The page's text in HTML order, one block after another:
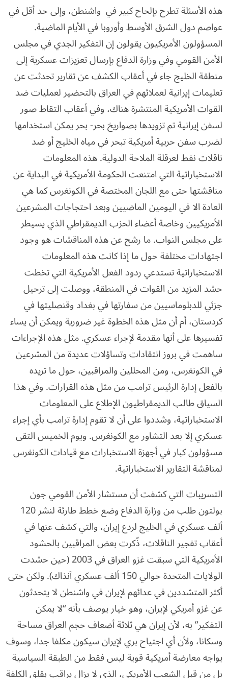
هذه الأسئلة تطرح بإلحاح كبير في واشنطن، وإلى حد أقل في
عواصم دول الشرق الأوسط وأوروبا في الأيام الماضية.
المسؤولون الأمريكيون يقولون إن التفكير الجدي في مجلس
الأمن القومي وفي وزارة الدفاع بإرسال تعزيزات عسكرية إلى
منطقة الخليج جاء في أعقاب الكشف عن تقارير تحدثت عن
تعليمات إيرانية لعملائهم في العراق بالتحضير لعمليات ضد
القوات الأمريكية المنتشرة هناك، وفي أعقاب التقاط صور
لسفن إيرانية تم تزويدها بصواريخ بحر- بحر يمكن استخدامها
لضرب سفن حربية أمريكية تبحر في مياه الخليج أو ضد
ناقلات نفط لعرقلة الملاحة الدولية. هذه المعلومات
الاستخباراتية التي امتنعت الحكومة الأمريكية في البداية عن
مناقشتها حتى مع اللجان المختصة في الكونغرس كما هي
العادة الا في اليومين الماضيين وبعد احتجاجات المشرعين
الأمريكيين وخاصة أعضاء الحزب الديمقراطي الذي يسيطر
على مجلس النواب. ما رشح عن هذه المناقشات هو وجود
اجتهادات مختلفة حول ما إذا كانت هذه المعلومات
الاستخباراتية تستدعي ردود الفعل الأمريكية التي تخطت
حشد المزيد من القوات في المنطقة، ووصلت إلى ترحيل
جزئي للدبلوماسيين من سفارتها في بغداد وقنصليتها في
كردستان، أم أن مثل هذه الخطوة غير ضرورية ويمكن أن يساء
تفسيرها على أنها مقدمة لإجراء عسكري. مثل هذه الإجراءات
ساهمت في بروز انتقادات وتساؤلات عديدة من المشرعين
في الكونغرس، ومن المحللين والمراقبين، حول ما تريده
بالفعل إدارة الرئيس ترامب من مثل هذه القرارات. وفي هذا
السياق طالب الديمقراطيون الإطلاع على المعلومات
الاستخباراتية، وشددوا على أن لا تقوم إدارة ترامب بأي إجراء
عسكري إلا بعد التشاور مع الكونغرس. ويوم الخميس التقى
مسؤولون كبار في أجهزة الاستخبارات مع قيادات الكونغرس
لمناقشة التقارير الاستخباراتية.
التسريبات التي كشفت أن مستشار الأمن القومي جون
بولتون طلب من وزارة الدفاع وضع خطط طارئة لنشر 120
ألف عسكري في الخليج لردع إيران، والتي كشف عنها في
أعقاب تفجير الناقلات، ذّكرت بعض المراقبين بالحشود
الأمريكية التي سبقت غزو العراق في 2003 (حين حشدت
الولايات المتحدة حوالي 150 ألف عسكري آنذاك). ولكن حتى
أكثر المتشددين في عدائهم لإيران في واشنطن لا يتحدثون
عن غزو أمريكي لإيران، وهو خيار يوصف بأنه “لا يمكن
التفكير” به، لأن إيران هي ثلاثة أضعاف حجم العراق مساحة
وسكانا، ولأن أي اجتياح بري لإيران سيكون مكلفا جدا، وسوف
يواجه معارضة أمريكية قوية ليس فقط من الطبقة السياسية
بل من قبل الشعب الأمريكي، الذي لا يزال يراقب بقلق الكلفة